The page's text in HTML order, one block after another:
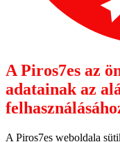
A Piros7es az
adatainak az
A Piros7es weboldala